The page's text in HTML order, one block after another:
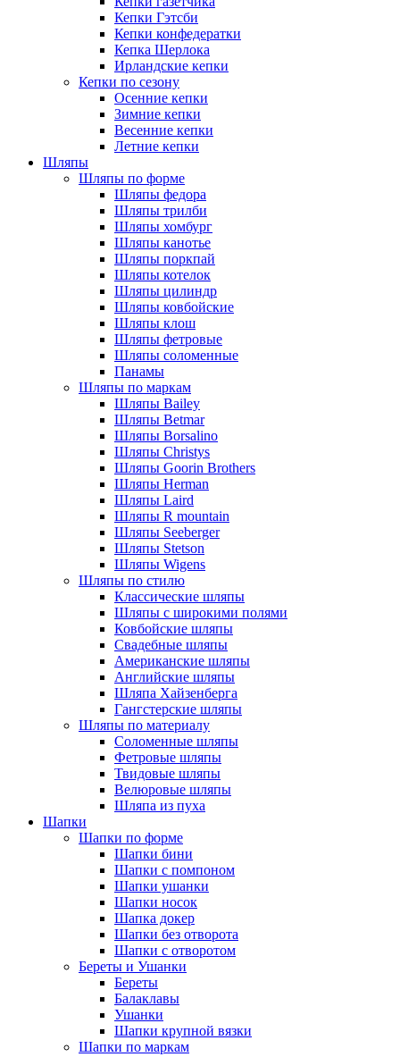
Кепки Гэтсби
Кепки конфедератки
Кепка Шерлока
Ирландские кепки
Кепки по сезону
Осенние кепки
Зимние кепки
Весенние кепки
Летние кепки
Шляпы
Шляпы по форме
Шляпы федора
Шляпы трилби
Шляпы хомбург
Шляпы канотье
Шляпы поркпай
Шляпы котелок
Шляпы цилиндр
Шляпы ковбойские
Шляпы клош
Шляпы фетровые
Шляпы соломенные
Панамы
Шляпы по маркам
Шляпы Bailey
Шляпы Betmar
Шляпы Borsalino
Шляпы Christys
Шляпы Goorin Brothers
Шляпы Herman
Шляпы Laird
Шляпы R mountain
Шляпы Seeberger
Шляпы Stetson
Шляпы Wigens
Шляпы по стилю
Классические шляпы
Шляпы с широкими полями
Ковбойские шляпы
Свадебные шляпы
Американские шляпы
Английские шляпы
Шляпа Хайзенберга
Гангстерские шляпы
Шляпы по материалу
Соломенные шляпы
Фетровые шляпы
Твидовые шляпы
Велюровые шляпы
Шляпа из пуха
Шапки
Шапки по форме
Шапки бини
Шапки с помпоном
Шапки ушанки
Шапки носок
Шапка докер
Шапки без отворота
Шапки с отворотом
Береты и Ушанки
Береты
Балаклавы
Ушанки
Шапки крупной вязки
Шапки по маркам